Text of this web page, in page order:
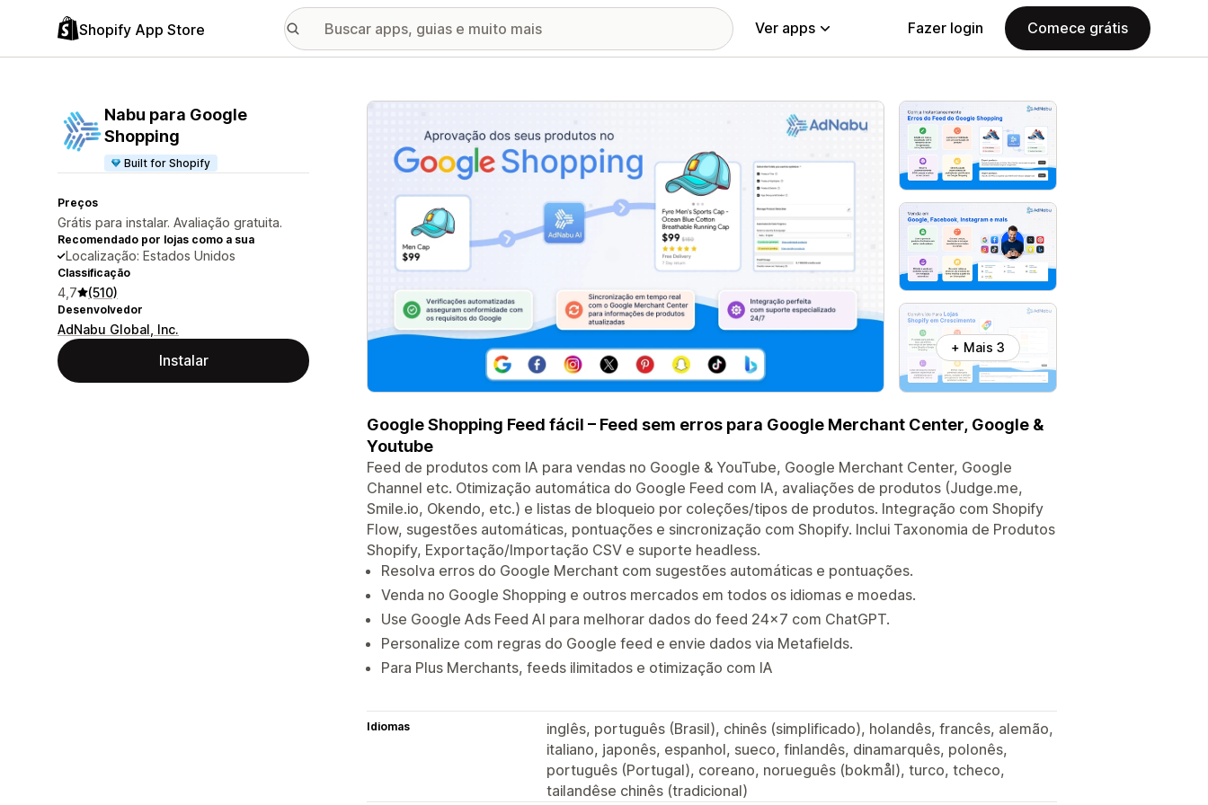
Shopify App Store Ver apps Fazer login Comece grátis
Nabu para Google
Shopping
Built for Shopify
Preços
Grátis para instalar. Avaliação gratuita.
Recomendado por lojas como a sua
Localização: Estados Unidos
Classificação
4,7 (510)
Desenvolvedor
AdNabu Global, Inc.
Instalar
Galeria de imagens em destaque
+ Mais 3
Google Shopping Feed fácil – Feed sem erros para Google Merchant Center, Google &
Youtube
Feed de produtos com IA para vendas no Google & YouTube, Google Merchant Center, Google
Channel etc. Otimização automática do Google Feed com IA, avaliações de produtos (Judge.me,
Smile.io, Okendo, etc.) e listas de bloqueio por coleções/tipos de produtos. Integração com Shopify
Flow, sugestões automáticas, pontuações e sincronização com Shopify. Inclui Taxonomia de Produtos
Shopify, Exportação/Importação CSV e suporte headless.
Resolva erros do Google Merchant com sugestões automáticas e pontuações.
Venda no Google Shopping e outros mercados em todos os idiomas e moedas.
Use Google Ads Feed AI para melhorar dados do feed 24x7 com ChatGPT.
Personalize com regras do Google feed e envie dados via Metafields.
Para Plus Merchants, feeds ilimitados e otimização com IA
Idiomas
inglês, português (Brasil), chinês (simplificado), holandês, francês, alemão,
italiano, japonês, espanhol, sueco, finlandês, dinamarquês, polonês,
português (Portugal), coreano, norueguês (bokmål), turco, tcheco,
tailandêse chinês (tradicional)